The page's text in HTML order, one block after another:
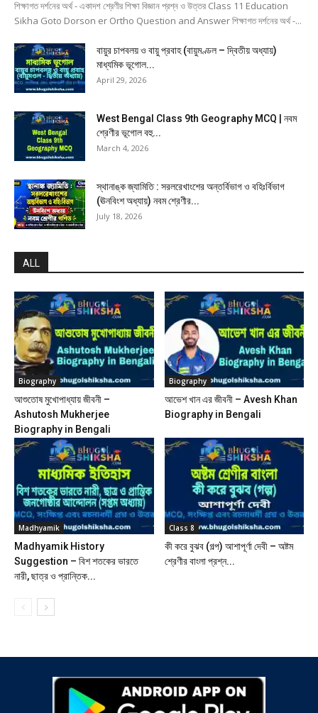
শিক্ষাগত দর্শনের অর্থ - একাদশ শ্রেণীর শিক্ষা বিজ্ঞান প্রশ্ন ও উত্তর Class 11 Education
Sikha Goto Dorson er Ortho Question and Answer শিক্ষাগত দর্শনের অর্থ -...
বায়ুর চাপবলয় ও বায়ু প্রবাহ (বায়ুমণ্ডল – দ্বিতীয় অধ্যায়)
মাধ্যমিক ভূগোল...
April 29, 2026
West Bengal Class 9th Geography MCQ | নবম
শ্রেণীর ভূগোল বহু...
March 4, 2026
স্থানাঙ্ক জ্যামিতি : সরলরেখাংশের অন্তর্বিভাগ ও বহিঃর্বিভাগ
(ঊনবিংশ অধ্যায়) নবম শ্রেণীর...
July 18, 2026
ALL
Biography
আশুতোষ মুখোপাধ্যায় জীবনী –
Ashutosh Mukherjee
Biography in Bengali
Biography
আভেশ খান এর জীবনী – Avesh Khan
Biography in Bengali
Madhyamik
Madhyamik History
Suggestion – বিশ শতকের ভারতে
নারী, ছাত্র ও প্রান্তিক...
Class 8
কী করে বুঝব (গল্প) আশাপূর্ণা দেবী – অষ্টম
শ্রেণীর বাংলা প্রশ্ন...